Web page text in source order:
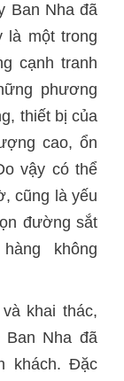
Ban Nha đã
là một trong
cạnh tranh
phương
thiết bị của
cao, ổn
vậy có thể
cũng là yếu
đường sắt
không
khai thác,
Ban Nha đã
khách. Đặc